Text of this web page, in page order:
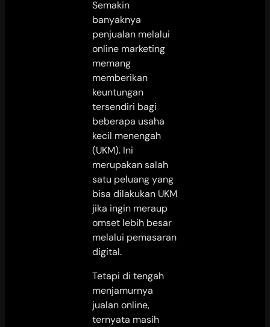
Semakin
banyaknya
penjualan melalui
online marketing
memang
memberikan
keuntungan
tersendiri bagi
beberapa usaha
kecil menengah
(UKM). Ini
merupakan salah
satu peluang yang
bisa dilakukan UKM
jika ingin meraup
omset lebih besar
melalui pemasaran
digital.
Tetapi di tengah
menjamurnya
jualan online,
ternyata masih